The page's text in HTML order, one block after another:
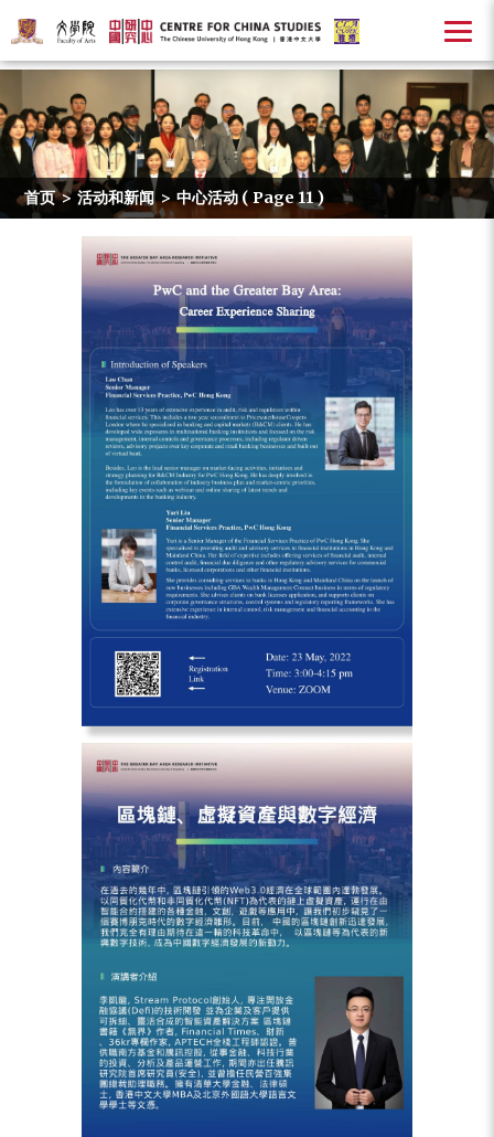
首页 > 活动和新闻 > 中心活动( Page 11 )